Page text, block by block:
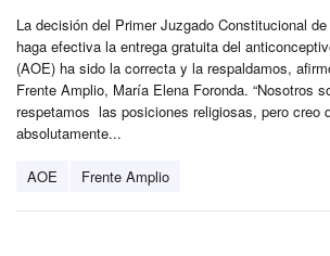
La decisión del Primer Juzgado Constitucional
haga efectiva la entrega gratuita del
(AOE) ha sido la correcta y la respaldamos,
Frente Amplio, María Elena Foronda. “Nosotros
respetamos las posiciones religiosas, pero creo
absolutamente...
AOE Frente Amplio